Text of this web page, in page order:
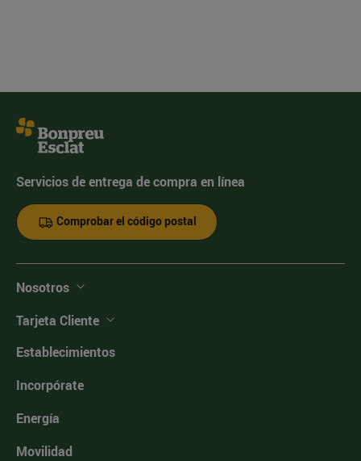
Servicios de entrega de compra en línea
Comprobar el código postal
Nosotros
Tarjeta Cliente
Establecimientos
Incorpórate
Energía
Movilidad